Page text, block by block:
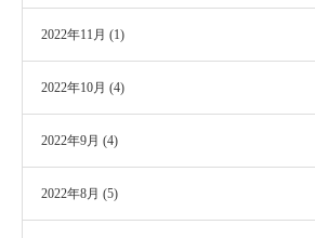
2022年11月 (1)
2022年10月 (4)
2022年9月 (4)
2022年8月 (5)